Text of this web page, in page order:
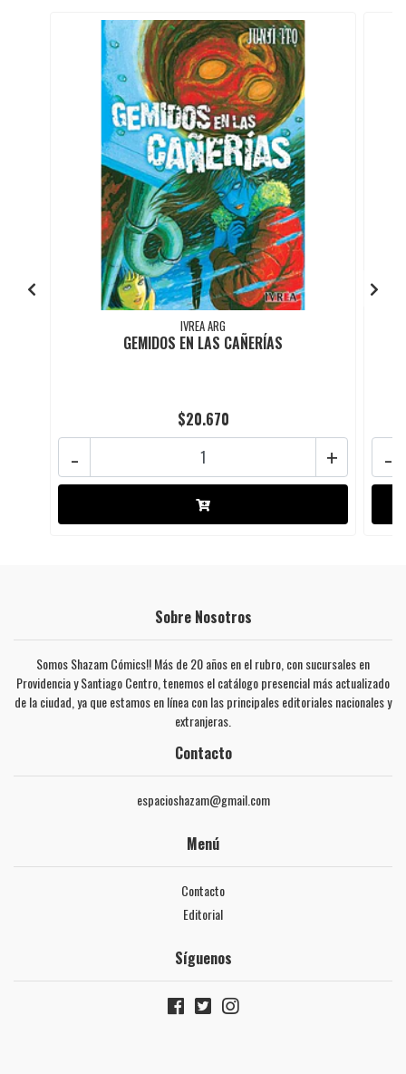
IVREA ARG
GEMIDOS EN LAS CAÑERÍAS
$20.670
+
- -
Sobre Nosotros
Somos Shazam Cómics!! Más de 20 años en el rubro, con sucursales en
Providencia y Santiago Centro, tenemos el catálogo presencial más actualizado
de la ciudad, ya que estamos en línea con las principales editoriales nacionales y
extranjeras.
Contacto
espacioshazam@gmail.com
Menú
Contacto
Editorial
Síguenos